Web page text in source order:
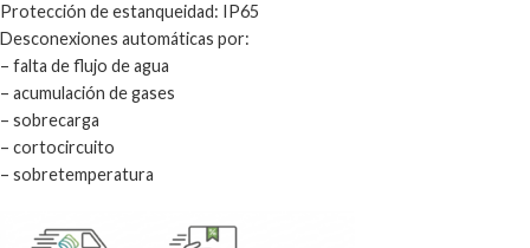
Protección de estanqueidad: IP65
Desconexiones automáticas por:
– falta de flujo de agua
– acumulación de gases
– sobrecarga
– cortocircuito
– sobretemperatura